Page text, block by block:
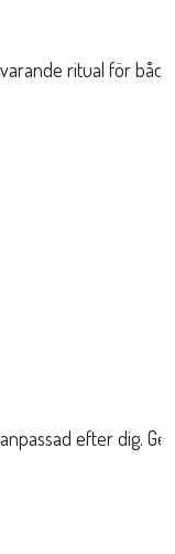
ritual för
efter dig.